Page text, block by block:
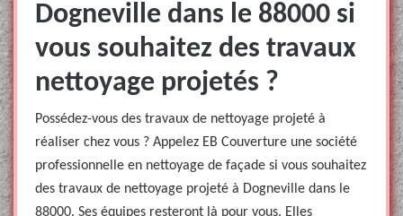
Dogneville dans le 88000 si
vous souhaitez des travaux
nettoyage projetés ?
Possédez-vous des travaux de nettoyage projeté à
réaliser chez vous ? Appelez EB Couverture une société
professionnelle en nettoyage de façade si vous souhaitez
des travaux de nettoyage projeté à Dogneville dans le
88000. Ses équipes resteront là pour vous. Elles